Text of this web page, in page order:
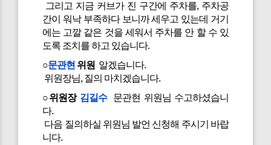
그리고 지금 커브가 진 구간에 주차를, 주차공
간이 워낙 부족하다 보니까 세우고 있는데 거기
에는 고깔 같은 것을 세워서 주차를 안 할 수 있
도록 조치를 하고 있습니다.
○문관현 위원 알겠습니다.
위원장님, 질의 마치겠습니다.
○위원장 김길수문관현 위원님 수고하셨습니
다.
다음 질의하실 위원님 발언 신청해 주시기 바랍
니다.